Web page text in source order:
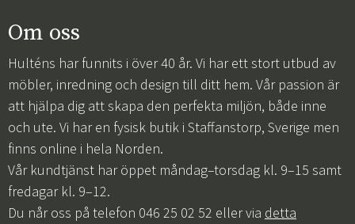
Om oss
Hulténs har funnits i över 40 år. Vi har ett stort utbud av
möbler, inredning och design till ditt hem. Vår passion är
att hjälpa dig att skapa den perfekta miljön, både inne
och ute. Vi har en fysisk butik i Staffanstorp, Sverige men
finns online i hela Norden.
Vår kundtjänst har öppet måndag–torsdag kl. 9–15 samt
fredagar kl. 9–12.
Du når oss på telefon 046 25 02 52 eller via detta